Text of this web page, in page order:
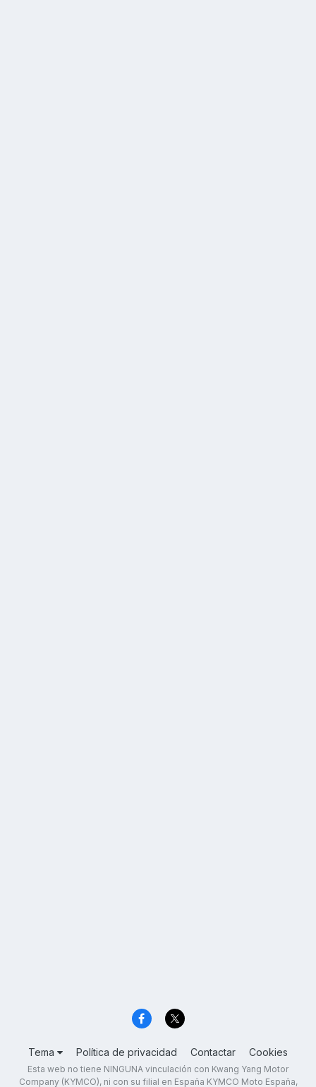
Tema Política de privacidad Contactar Cookies
Esta web no tiene NINGUNA vinculación con Kwang Yang Motor
Company (KYMCO), ni con su filial en España KYMCO Moto España,